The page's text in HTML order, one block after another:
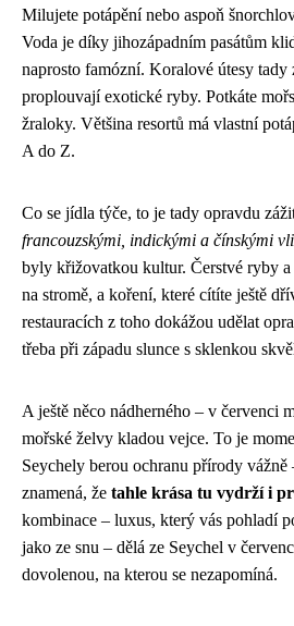
Milujete potápění nebo aspoň
Voda je díky jihozápadním pasátům
naprosto famózní. Koralové útesy
proplouvají exotické ryby. Potkáte
žraloky. Většina resortů má vlastní
A do Z.
Co se jídla týče, to je tady opravdu
francouzskými, indickými a čínskými
byly křižovatkou kultur. Čerstvé ryby
na stromě, a koření, které cítíte ještě
restauracích z toho dokážou udělat
třeba při západu slunce s sklenkou
A ještě něco nádherného – v červenci
mořské želvy kladou vejce. To je
Seychely berou ochranu přírody
znamená, že tahle krása tu vydrží i
kombinace – luxus, který vás pohladí
jako ze snu – dělá ze Seychel v
dovolenou, na kterou se nezapomíná.